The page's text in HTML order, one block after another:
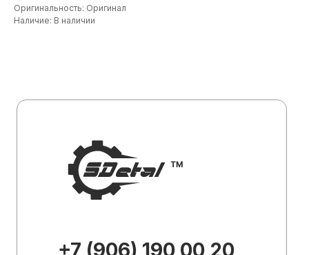
Оригинальность: Оригинал
Наличие: В наличии
+7 (906) 190 00 20
О
компании
Каталог
Контакты